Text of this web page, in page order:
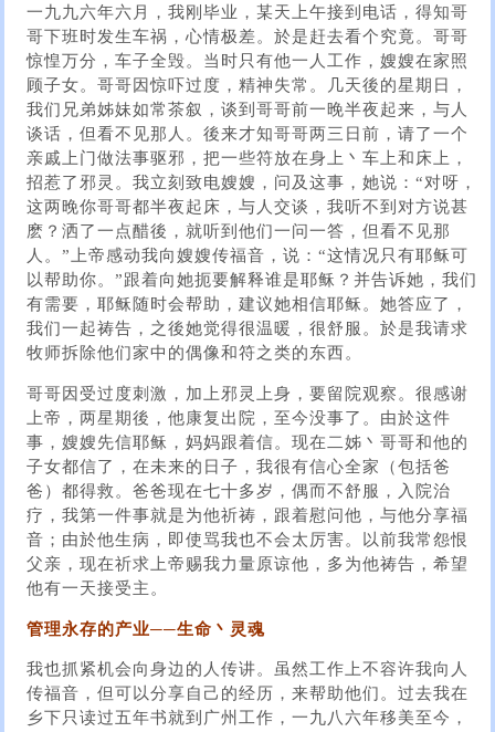
一九九六年六月，我刚毕业，某天上午接到电话，得知哥
哥下班时发生车祸，心情极差。於是赶去看个究竟。哥哥
惊惶万分，车子全毁。当时只有他一人工作，嫂嫂在家照
顾子女。哥哥因惊吓过度，精神失常。几天後的星期日，
我们兄弟姊妹如常茶叙，谈到哥哥前一晚半夜起来，与人
谈话，但看不见那人。後来才知哥哥两三日前，请了一个
亲戚上门做法事驱邪，把一些符放在身上丶车上和床上，
招惹了邪灵。我立刻致电嫂嫂，问及这事，她说：“对呀，
这两晚你哥哥都半夜起床，与人交谈，我听不到对方说甚
麽？洒了一点醋後，就听到他们一问一答，但看不见那
人。”上帝感动我向嫂嫂传福音，说：“这情况只有耶稣可
以帮助你。”跟着向她扼要解释谁是耶稣？并告诉她，我们
有需要，耶稣随时会帮助，建议她相信耶稣。她答应了，
我们一起祷告，之後她觉得很温暖，很舒服。於是我请求
牧师拆除他们家中的偶像和符之类的东西。
哥哥因受过度刺激，加上邪灵上身，要留院观察。很感谢
上帝，两星期後，他康复出院，至今没事了。由於这件
事，嫂嫂先信耶稣，妈妈跟着信。现在二姊丶哥哥和他的
子女都信了，在未来的日子，我很有信心全家（包括爸
爸）都得救。爸爸现在七十多岁，偶而不舒服，入院治
疗，我第一件事就是为他祈祷，跟着慰问他，与他分享福
音；由於他生病，即使骂我也不会太厉害。以前我常怨恨
父亲，现在祈求上帝赐我力量原谅他，多为他祷告，希望
他有一天接受主。
管理永存的产业──生命丶灵魂
我也抓紧机会向身边的人传讲。虽然工作上不容许我向人
传福音，但可以分享自己的经历，来帮助他们。过去我在
乡下只读过五年书就到广州工作，一九八六年移美至今，